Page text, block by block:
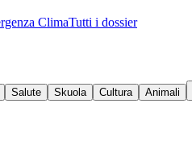
ClimaTutti i dossier
Salute Skuola Cultura Animali